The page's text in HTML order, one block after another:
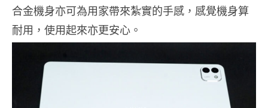
合金機身亦可為用家帶來紮實的手感，感覺機身算
耐用，使用起來亦更安心。